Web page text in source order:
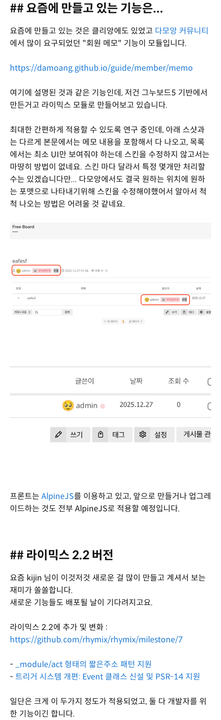
## 요즘에 만들고 있는 기능은...
요즘에 만들고 있는 것은 클리앙에도 있었고 다모앙 커뮤니티
에서 많이 요구되었던 "회원 메모" 기능이 모듈입니다.
https://damoang.github.io/guide/member/memo
여기에 설명된 것과 같은 기능인데, 저건 그누보드5 기반에서
만든거고 라이믹스 모듈로 만들어보고 있습니다.
최대한 간편하게 적용할 수 있도록 연구 중인데, 아래 스샷과
는 다르게 본문에서는 메모 내용을 포함해서 다 나오고, 목록
에서는 최소 UI만 보여줘야 하는데 스킨을 수정하지 않고서는
마땅히 방법이 없네요. 스킨 마다 달라서 특정 몇개만 처리할
수는 있겠습니다만... 다모앙에서도 결국 원하는 위치에 원하
는 포맷으로 나타내기위해 스킨을 수정해야했어서 알아서 척
척 나오는 방법은 어려울 것 같네요.
프론트는 AlpineJS를 이용하고 있고, 앞으로 만들거나 업그레
이드하는 것도 전부 AlpineJS로 적용할 예정입니다.
## 라이믹스 2.2 버전
요즘 kijin 님이 이것저것 새로운 걸 많이 만들고 계셔서 보는
재미가 쏠쏠합니다.
새로운 기능들도 배포될 날이 기다려지고요.
라이믹스 2.2에 추가 및 변화 :
https://github.com/rhymix/rhymix/milestone/7
- _module/act 형태의 짧은주소 패턴 지원
- 트리거 시스템 개편: Event 클래스 신설 및 PSR-14 지원
일단은 크게 이 두가지 정도가 적용되었고, 둘 다 개발자를 위
한 기능이긴 합니다.